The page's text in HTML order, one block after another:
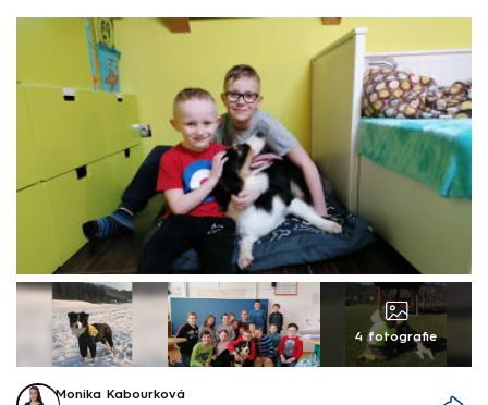
4 fotografie
Monika Kabourková